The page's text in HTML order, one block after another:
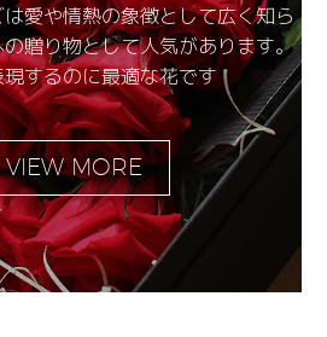
愛や情熱の象徴として広く知ら
贈り物として人気があります。
するのに最適な花です
VIEW MORE